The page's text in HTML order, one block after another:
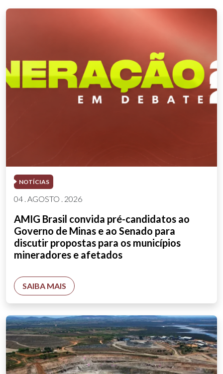
NOTÍCIAS
04 . AGOSTO . 2026
AMIG Brasil convida pré-candidatos ao
Governo de Minas e ao Senado para
discutir propostas para os municípios
mineradores e afetados
SAIBA MAIS